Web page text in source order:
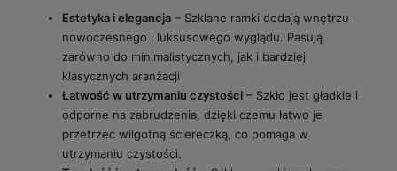
Estetyka i elegancja – Szklane ramki dodają wnętrzu
nowoczesnego i luksusowego wyglądu. Pasują
zarówno do minimalistycznych, jak i bardziej
klasycznych aranżacji
Łatwość w utrzymaniu czystości – Szkło jest gładkie i
odporne na zabrudzenia, dzięki czemu łatwo je
przetrzeć wilgotną ściereczką, co pomaga w
utrzymaniu czystości.